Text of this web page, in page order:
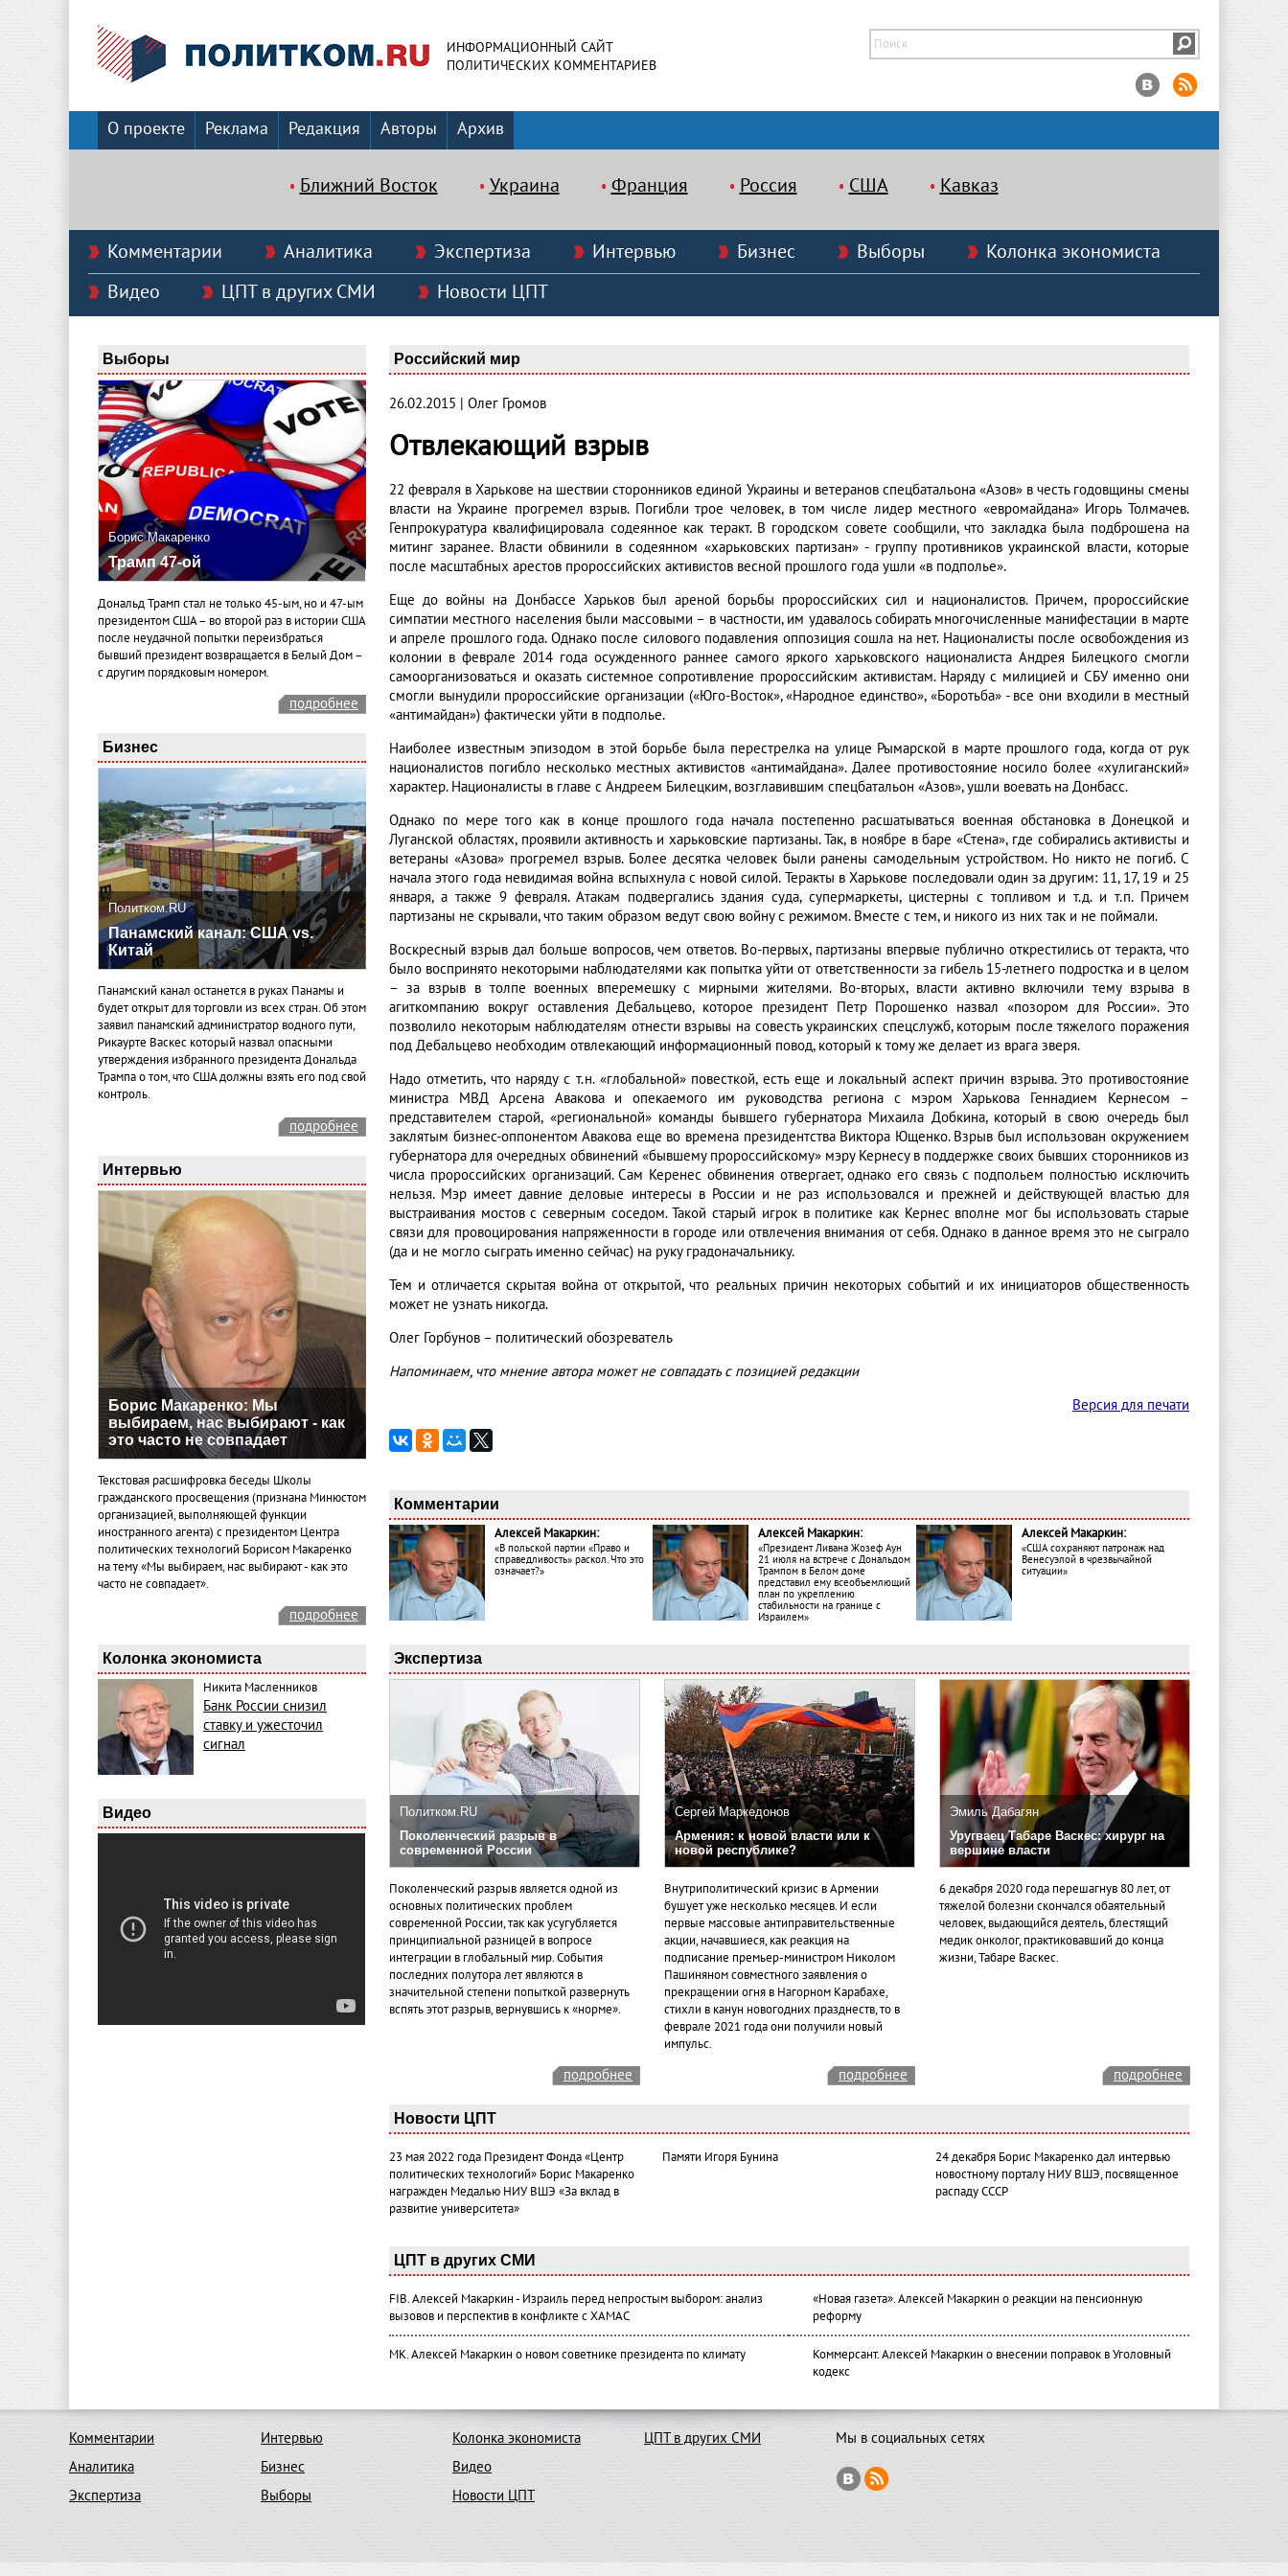
ИНФОРМАЦИОННЫЙ САЙТ
ПОЛИТИЧЕСКИХ КОММЕНТАРИЕВ
О проекте Реклама Редакция Авторы Архив
Ближний Восток Украина Франция Россия США Кавказ
Комментарии Аналитика Экспертиза Интервью Бизнес Выборы
Колонка экономиста
Видео
ЦПТ в других СМИ Новости ЦПТ
Выборы
Борис Макаренко
Трамп 47-ой
Дональд Трамп стал не только 45-ым, но и 47-ым
президентом США – во второй раз в истории США
после неудачной попытки переизбраться
бывший президент возвращается в Белый Дом –
с другим порядковым номером.
подробнее
Бизнес
Политком.RU
Панамский канал: США vs.
Китай
Панамский канал останется в руках Панамы и
будет открыт для торговли из всех стран. Об этом
заявил панамский администратор водного пути,
Рикаурте Васкес который назвал опасными
утверждения избранного президента Дональда
Трампа о том, что США должны взять его под свой
контроль.
подробнее
Интервью
Борис Макаренко: Мы
выбираем, нас выбирают - как
это часто не совпадает
Текстовая расшифровка беседы Школы
гражданского просвещения (признана Минюстом
организацией, выполняющей функции
иностранного агента) с президентом Центра
политических технологий Борисом Макаренко
на тему «Мы выбираем, нас выбирают - как это
часто не совпадает».
подробнее
Колонка экономиста
Никита Масленников
Банк России снизил
ставку и ужесточил
сигнал
Видео
Российский мир
26.02.2015 | Олег Громов
Отвлекающий взрыв
22 февраля в Харькове на шествии сторонников единой Украины и ветеранов спецбатальона «Азов» в честь годовщины смены
власти на Украине прогремел взрыв. Погибли трое человек, в том числе лидер местного «евромайдана» Игорь Толмачев.
Генпрокуратура квалифицировала содеянное как теракт. В городском совете сообщили, что закладка была подброшена на
митинг заранее. Власти обвинили в содеянном «харьковских партизан» - группу противников украинской власти, которые
после масштабных арестов пророссийских активистов весной прошлого года ушли «в подполье».
Еще до войны на Донбассе Харьков был ареной борьбы пророссийских сил и националистов. Причем, пророссийские
симпатии местного населения были массовыми – в частности, им удавалось собирать многочисленные манифестации в марте
и апреле прошлого года. Однако после силового подавления оппозиция сошла на нет. Националисты после освобождения из
колонии в феврале 2014 года осужденного раннее самого яркого харьковского националиста Андрея Билецкого смогли
самоорганизоваться и оказать системное сопротивление пророссийским активистам. Наряду с милицией и СБУ именно они
смогли вынудили пророссийские организации («Юго-Восток», «Народное единство», «Боротьба» - все они входили в местный
«антимайдан») фактически уйти в подполье.
Наиболее известным эпизодом в этой борьбе была перестрелка на улице Рымарской в марте прошлого года, когда от рук
националистов погибло несколько местных активистов «антимайдана». Далее противостояние носило более «хулиганский»
характер. Националисты в главе с Андреем Билецким, возглавившим спецбатальон «Азов», ушли воевать на Донбасс.
Однако по мере того как в конце прошлого года начала постепенно расшатываться военная обстановка в Донецкой и
Луганской областях, проявили активность и харьковские партизаны. Так, в ноябре в баре «Стена», где собирались активисты и
ветераны «Азова» прогремел взрыв. Более десятка человек были ранены самодельным устройством. Но никто не погиб. С
начала этого года невидимая война вспыхнула с новой силой. Теракты в Харькове последовали один за другим: 11, 17, 19 и 25
января, а также 9 февраля. Атакам подвергались здания суда, супермаркеты, цистерны с топливом и т.д. и т.п. Причем
партизаны не скрывали, что таким образом ведут свою войну с режимом. Вместе с тем, и никого из них так и не поймали.
Воскресный взрыв дал больше вопросов, чем ответов. Во-первых, партизаны впервые публично открестились от теракта, что
было воспринято некоторыми наблюдателями как попытка уйти от ответственности за гибель 15-летнего подростка и в целом
– за взрыв в толпе военных вперемешку с мирными жителями. Во-вторых, власти активно включили тему взрыва в
агиткомпанию вокруг оставления Дебальцево, которое президент Петр Порошенко назвал «позором для России». Это
позволило некоторым наблюдателям отнести взрывы на совесть украинских спецслужб, которым после тяжелого поражения
под Дебальцево необходим отвлекающий информационный повод, который к тому же делает из врага зверя.
Надо отметить, что наряду с т.н. «глобальной» повесткой, есть еще и локальный аспект причин взрыва. Это противостояние
министра МВД Арсена Авакова и опекаемого им руководства региона с мэром Харькова Геннадием Кернесом –
представителем старой, «региональной» команды бывшего губернатора Михаила Добкина, который в свою очередь был
заклятым бизнес-оппонентом Авакова еще во времена президентства Виктора Ющенко. Взрыв был использован окружением
губернатора для очередных обвинений «бывшему пророссийскому» мэру Кернесу в поддержке своих бывших сторонников из
числа пророссийских организаций. Сам Керенес обвинения отвергает, однако его связь с подпольем полностью исключить
нельзя. Мэр имеет давние деловые интересы в России и не раз использовался и прежней и действующей властью для
выстраивания мостов с северным соседом. Такой старый игрок в политике как Кернес вполне мог бы использовать старые
связи для провоцирования напряженности в городе или отвлечения внимания от себя. Однако в данное время это не сыграло
(да и не могло сыграть именно сейчас) на руку градоначальнику.
Тем и отличается скрытая война от открытой, что реальных причин некоторых событий и их инициаторов общественность
может не узнать никогда.
Олег Горбунов – политический обозреватель
Напоминаем, что мнение автора может не совпадать с позицией редакции
Версия для печати
Комментарии
Алексей Макаркин:
«В польской партии «Право и
справедливость» раскол. Что это
означает?»
Алексей Макаркин:
«Президент Ливана Жозеф Аун
21 июля на встрече с Дональдом
Трампом в Белом доме
представил ему всеобъемлющий
план по укреплению
стабильности на границе с
Израилем»
Алексей Макаркин:
«США сохраняют патронаж над
Венесуэлой в чрезвычайной
ситуации»
Экспертиза
Политком.RU
Поколенческий разрыв в
современной России
Поколенческий разрыв является одной из
основных политических проблем
современной России, так как усугубляется
принципиальной разницей в вопросе
интеграции в глобальный мир. События
последних полутора лет являются в
значительной степени попыткой развернуть
вспять этот разрыв, вернувшись к «норме».
Сергей Маркедонов
Армения: к новой власти или к
новой республике?
Внутриполитический кризис в Армении
бушует уже несколько месяцев. И если
первые массовые антиправительственные
акции, начавшиеся, как реакция на
подписание премьер-министром Николом
Пашиняном совместного заявления о
прекращении огня в Нагорном Карабахе,
стихли в канун новогодних празднеств, то в
феврале 2021 года они получили новый
импульс.
Эмиль Дабагян
Уругваец Табаре Васкес: хирург на
вершине власти
6 декабря 2020 года перешагнув 80 лет, от
тяжелой болезни скончался обаятельный
человек, выдающийся деятель, блестящий
медик онколог, практиковавший до конца
жизни, Табаре Васкес.
подробнее подробнее подробнее
Новости ЦПТ
23 мая 2022 года Президент Фонда «Центр
политических технологий» Борис Макаренко
награжден Медалью НИУ ВШЭ «За вклад в
развитие университета»
Памяти Игоря Бунина
24 декабря Борис Макаренко дал интервью
новостному порталу НИУ ВШЭ, посвященное
распаду СССР
ЦПТ в других СМИ
FIB. Алексей Макаркин - Израиль перед непростым выбором: анализ
вызовов и перспектив в конфликте с ХАМАС
«Новая газета». Алексей Макаркин о реакции на пенсионную
реформу
МК. Алексей Макаркин о новом советнике президента по климату
Коммерсант. Алексей Макаркин о внесении поправок в Уголовный
кодекс
Комментарии
Аналитика
Экспертиза
Интервью
Бизнес
Выборы
Колонка экономиста
Видео
Новости ЦПТ
ЦПТ в других СМИ Мы в социальных сетях